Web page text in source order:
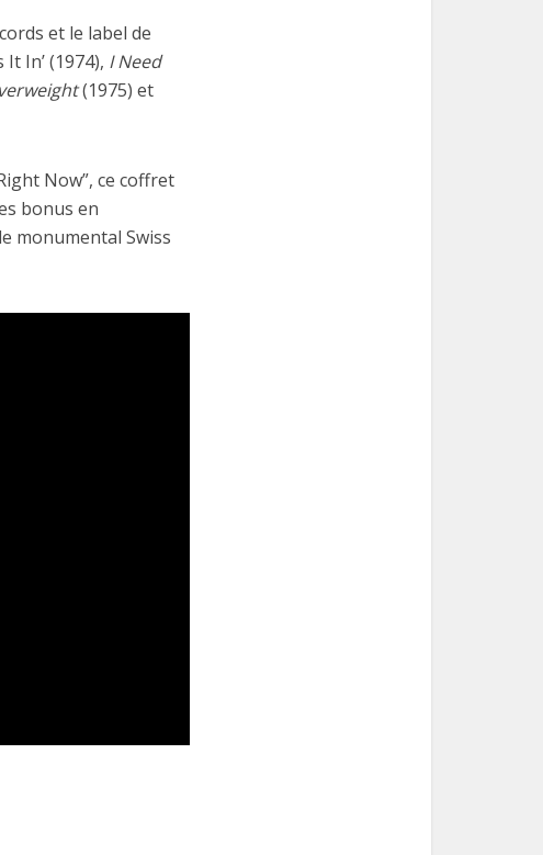
et le label de
In’ (1974), I Need
(1975) et
Now”, ce coffret
bonus en
monumental Swiss